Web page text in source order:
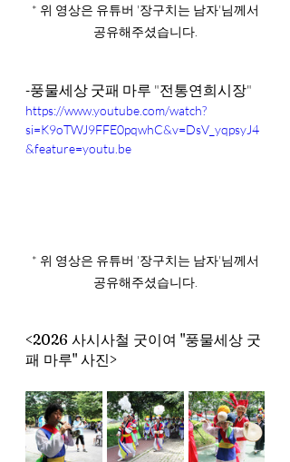
* 위 영상은 유튜버 '장구치는 남자'님께서
공유해주셨습니다.
-풍물세상 굿패 마루 "전통연희시장"
https://www.youtube.com/watch?
si=K9oTWJ9FFE0pqwhC&v=DsV_yqpsyJ4
&feature=youtu.be
* 위 영상은 유튜버 '장구치는 남자'님께서
공유해주셨습니다.
<﻿2026 사시사철 굿이여 "풍물세상 굿
패 마루" ﻿ 사진>